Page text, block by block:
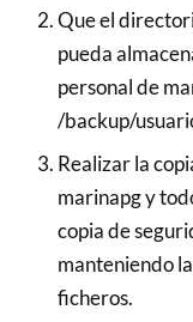
Que el
pueda
personal de
/backup/
Realizar la
marinapg y
copia de
manteniendo
ficheros.